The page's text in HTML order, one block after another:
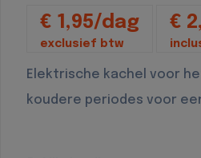
€ 1,95/dag
exclusief btw
€
Elektrische kachel voor
koudere periodes voor